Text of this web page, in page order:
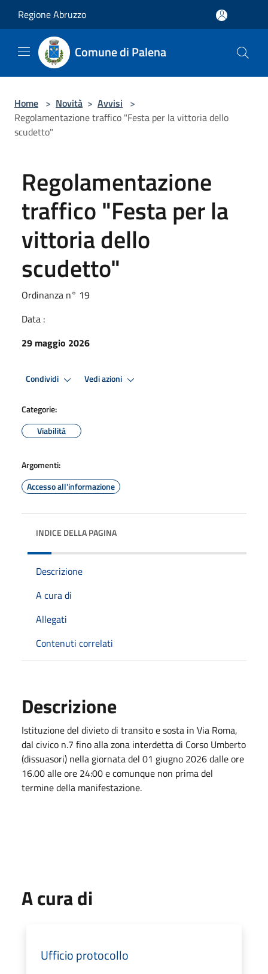
Regione Abruzzo
Comune di Palena
Home > Novità > Avvisi >
Regolamentazione traffico "Festa per la vittoria dello
scudetto"
Regolamentazione
traffico "Festa per la
vittoria dello
scudetto"
Ordinanza n° 19
Data :
29 maggio 2026
Condividi Vedi azioni
Categorie:
Viabilità
Argomenti:
Accesso all'informazione
INDICE DELLA PAGINA
Descrizione
A cura di
Allegati
Contenuti correlati
Descrizione
Istituzione del divieto di transito e sosta in Via Roma,
dal civico n.7 fino alla zona interdetta di Corso Umberto
(dissuasori) nella giornata del 01 giugno 2026 dalle ore
16.00 alle ore 24:00 e comunque non prima del
termine della manifestazione.
A cura di
Ufficio protocollo